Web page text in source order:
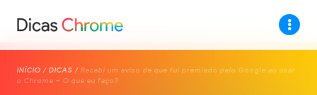
INÍCIO / DICAS / Recebi um aviso de que fui premiado pelo Google ao usar
o Chrome – O que eu faço?